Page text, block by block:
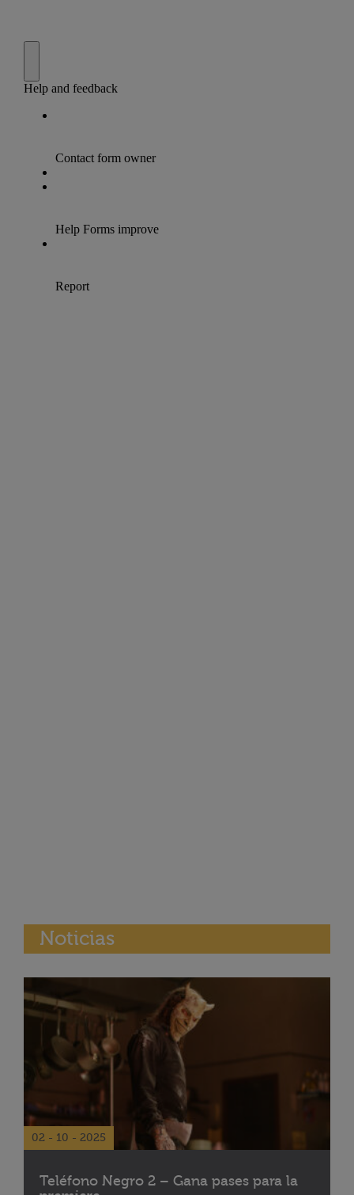
Noticias
02 - 10 - 2025
Teléfono Negro 2 – Gana pases para la